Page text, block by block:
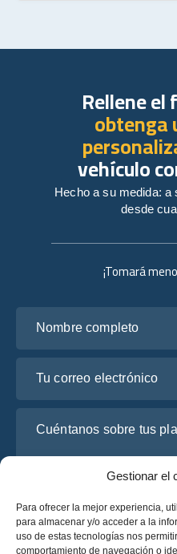
Gestionar el
Para ofrecer la mejor experiencia,
para almacenar y/o acceder a la
uso de estas tecnologías nos
comportamiento de navegación o
¡Tomará
Rellene
obtenga
vehículo
Hecho a su medida: a
desde